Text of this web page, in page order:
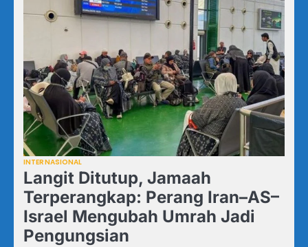
INTERNASIONAL
Langit Ditutup, Jamaah
Terperangkap: Perang Iran–AS–
Israel Mengubah Umrah Jadi
Pengungsian